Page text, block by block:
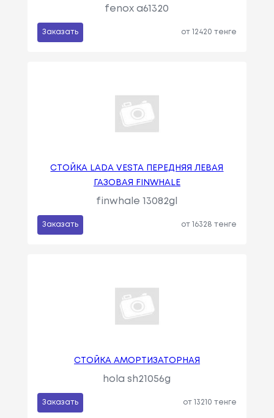
fenox a61320
Заказать от 12420 тенге
СТОЙКА LADA VESTA ПЕРЕДНЯЯ ЛЕВАЯ
ГАЗОВАЯ FINWHALE
finwhale 13082gl
Заказать от 16328 тенге
СТОЙКА АМОРТИЗАТОРНАЯ
hola sh21056g
Заказать от 13210 тенге